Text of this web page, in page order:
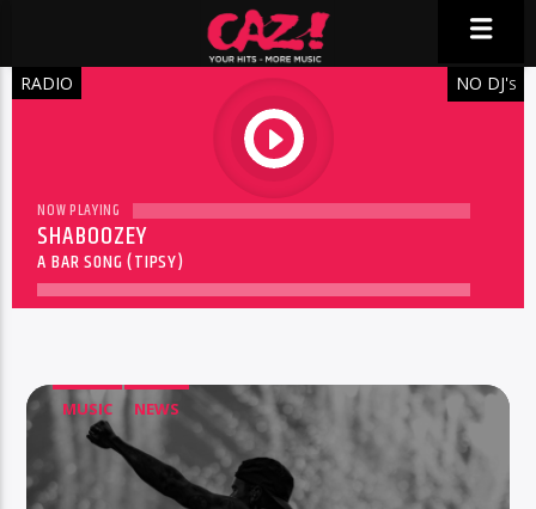
RADIO
play
NO DJ'S
NOW PLAYING
SHABOOZEY
A BAR SONG (TIPSY)
MUSIC NEWS